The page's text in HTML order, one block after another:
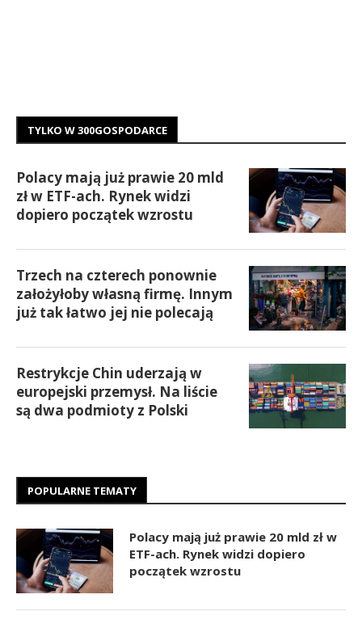
TYLKO W 300GOSPODARCE
Polacy mają już prawie 20 mld
zł w ETF-ach. Rynek widzi
dopiero początek wzrostu
Trzech na czterech ponownie
założyłoby własną firmę. Innym
już tak łatwo jej nie polecają
Restrykcje Chin uderzają w
europejski przemysł. Na liście
są dwa podmioty z Polski
POPULARNE TEMATY
Polacy mają już prawie 20 mld zł w
ETF-ach. Rynek widzi dopiero
początek wzrostu